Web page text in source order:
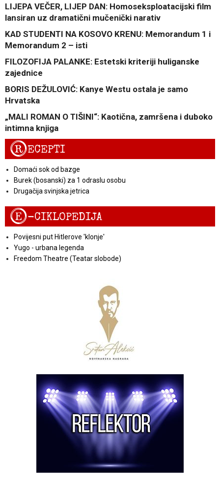
LIJEPA VEČER, LIJEP DAN: Homoseksploatacijski film
lansiran uz dramatični mučenički narativ
KAD STUDENTI NA KOSOVO KRENU: Memorandum 1 i
Memorandum 2 – isti
FILOZOFIJA PALANKE: Estetski kriteriji huliganske
zajednice
BORIS DEŽULOVIĆ: Kanye Westu ostala je samo
Hrvatska
„MALI ROMAN O TIŠINI“: Kaotična, zamršena i duboko
intimna knjiga
RECEPTI
Domaći sok od bazge
Burek (bosanski) za 1 odraslu osobu
Drugačija svinjska jetrica
E-CIKLOPEDIJA
Povijesni put Hitlerove 'klonje'
Yugo - urbana legenda
Freedom Theatre (Teatar slobode)